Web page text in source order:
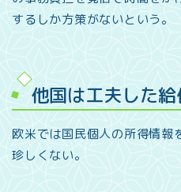
するしか方策がないという。
他国は工夫した
欧米では国民個人の所得情報
珍しくない。